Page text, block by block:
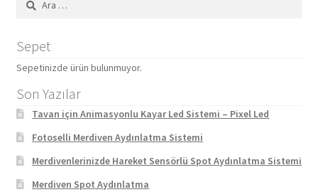
Sepet
Sepetinizde ürün bulunmuyor.
Son Yazılar
Tavan için Animasyonlu Kayar Led Sistemi – Pixel Led
Fotoselli Merdiven Aydınlatma Sistemi
Merdivenlerinizde Hareket Sensörlü Spot Aydınlatma Sistemi
Merdiven Spot Aydınlatma